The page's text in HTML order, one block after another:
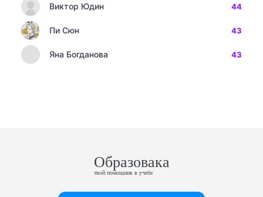
Виктор Юдин 44
Пи Сюн 43
Яна Богданова 43
Образовака
твой помощник в учебе